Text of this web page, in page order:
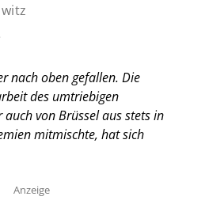
nach oben gefallen. Die
des umtriebigen
von Brüssel aus stets in
mitmischte, hat sich
Anzeige